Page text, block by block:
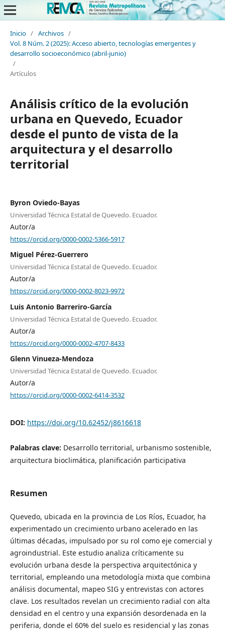
Inicio / Archivos /
Vol. 8 Núm. 2 (2025): Acceso abierto, tecnologías emergentes y
desarrollo socioeconómico (abril-junio)
/
Artículos
Análisis crítico de la evolución
urbana en Quevedo, Ecuador
desde el punto de vista de la
arquitectura y el desarrollo
territorial
Byron Oviedo-Bayas
Universidad Técnica Estatal de Quevedo. Ecuador.
Autor/a
https://orcid.org/0000-0002-5366-5917
Miguel Pérez-Guerrero
Universidad Técnica Estatal de Quevedo. Ecuador.
Autor/a
https://orcid.org/0000-0002-8023-9972
Luis Antonio Barreriro-García
Universidad Técnica Estatal de Quevedo. Ecuador.
Autor/a
https://orcid.org/0000-0002-4707-8433
Glenn Vinueza-Mendoza
Universidad Técnica Estatal de Quevedo. Ecuador.
Autor/a
https://orcid.org/0000-0002-6414-3532
DOI: https://doi.org/10.62452/j8616618
Palabras clave: Desarrollo territorial, urbanismo sostenible,
arquitectura bioclimática, planificación participativa
Resumen
Quevedo, ubicada en la provincia de Los Ríos, Ecuador, ha
experimentado un crecimiento urbano acelerado en las
últimas décadas, impulsado por su rol como eje comercial y
agroindustrial. Este estudio analiza críticamente su
evolución urbana desde la perspectiva arquitectónica y
territorial, empleando una metodología mixta que combina
análisis documental, mapeo SIG y entrevistas con actores
clave. Los resultados revelan un crecimiento radial con alta
densidad en el centro y una expansión desordenada en la
periferia, donde el 60% del suelo es residencial y las zonas